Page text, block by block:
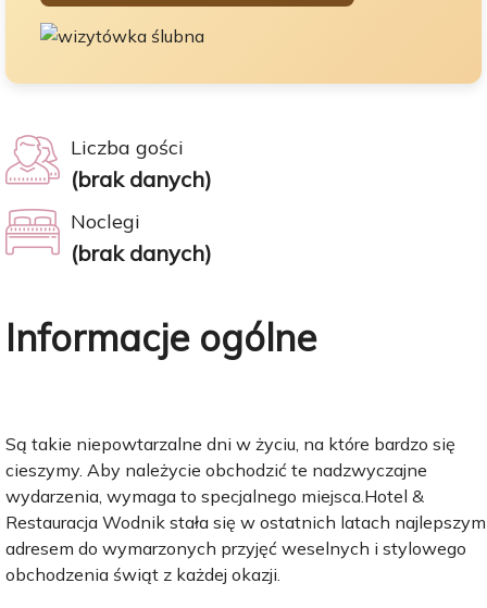
Liczba gości
(brak danych)
Noclegi
(brak danych)
Informacje ogólne
Są takie niepowtarzalne dni w życiu, na które bardzo się
cieszymy. Aby należycie obchodzić te nadzwyczajne
wydarzenia, wymaga to specjalnego miejsca.Hotel &
Restauracja Wodnik stała się w ostatnich latach najlepszym
adresem do wymarzonych przyjęć weselnych i stylowego
obchodzenia świąt z każdej okazji.